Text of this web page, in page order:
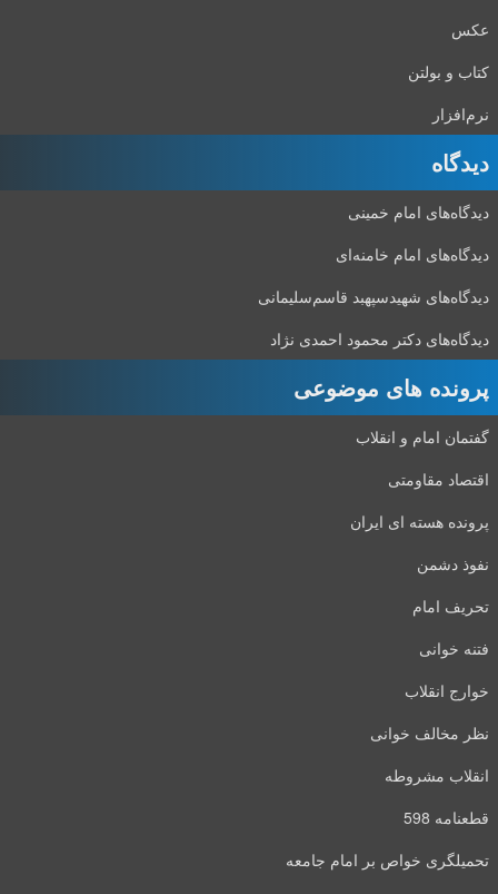
عکس
کتاب و بولتن
نرم‌افزار
دیدگاه‌
دیدگاه‌های امام خمینی
دیدگاه‌های امام خامنه‌ای
دیدگاه‌های شهید‌سپهبد قاسم‌سلیمانی
دیدگاه‌های دکتر محمود احمدی نژاد
پرونده های موضوعی
گفتمان امام و انقلاب
اقتصاد مقاومتی
پرونده هسته ای ایران
نفوذ دشمن
تحریف امام
فتنه خوانی
خوارج انقلاب
نظر مخالف خوانی
انقلاب مشروطه
قطعنامه 598
تحمیلگری خواص بر امام جامعه